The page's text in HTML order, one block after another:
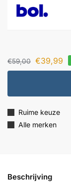
€59,00 €39,99
Ruime keuze
Alle merken
Beschrijving